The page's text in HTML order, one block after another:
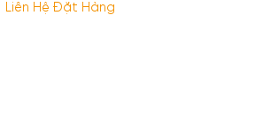
Liên Hệ Đặt Hàng